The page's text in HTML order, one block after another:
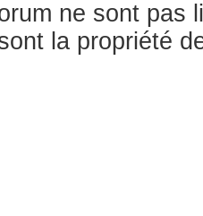
ne sont pas
la propriété